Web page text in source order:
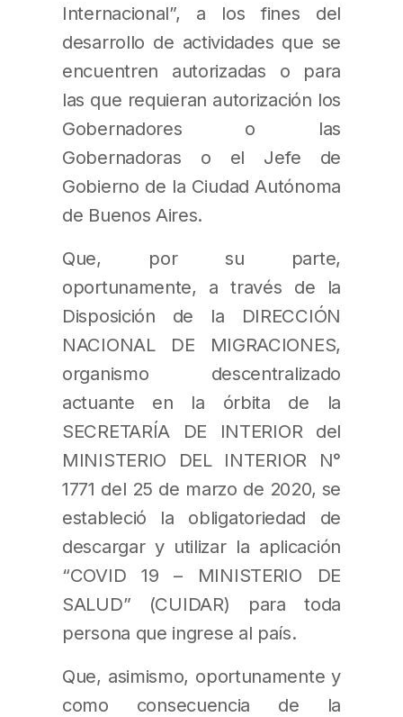
Internacional”, a los fines del
desarrollo de actividades que se
encuentren autorizadas o para
las que requieran autorización los
Gobernadores o las
Gobernadoras o el Jefe de
Gobierno de la Ciudad Autónoma
de Buenos Aires.
Que, por su parte,
oportunamente, a través de la
Disposición de la DIRECCIÓN
NACIONAL DE MIGRACIONES,
organismo descentralizado
actuante en la órbita de la
SECRETARÍA DE INTERIOR del
MINISTERIO DEL INTERIOR N°
1771 del 25 de marzo de 2020, se
estableció la obligatoriedad de
descargar y utilizar la aplicación
“COVID 19 – MINISTERIO DE
SALUD” (CUIDAR) para toda
persona que ingrese al país.
Que, asimismo, oportunamente y
como consecuencia de la